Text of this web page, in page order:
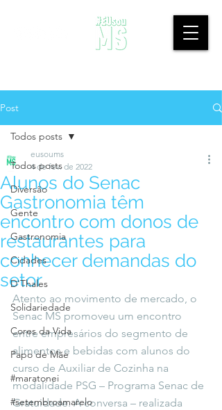
Post
Todos posts
Diversão
Gente
Gastronomia
Cidades
D'Thales
Solidariedade
Cores da Vida
Papo de Mãe
#maratonei
#setembroamarelo
Todos posts
Alunos do Senac
Gastronomia têm
encontro com donos de
restaurantes para
conhecer demandas do
setor
eusoums
4 de fev. de 2022
Atento ao movimento de mercado, o
Senac MS promoveu um encontro
entre empresários do segmento de
alimentos e bebidas com alunos do
curso de Auxiliar de Cozinha na
modalidade PSG – Programa Senac de
Gratuidade. A conversa – realizada